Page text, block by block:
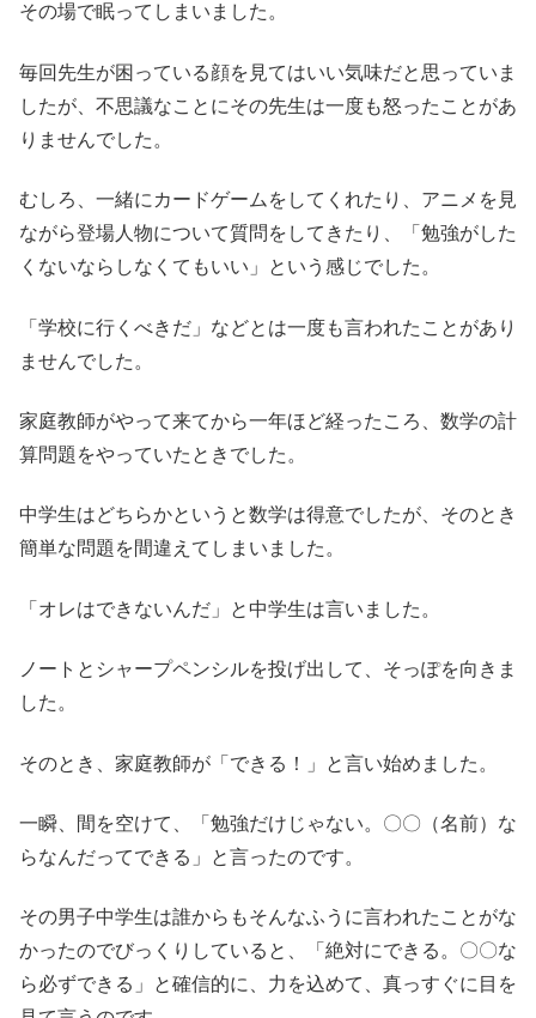
その場で眠ってしまいました。
毎回先生が困っている顔を見てはいい気味だと思っていま
したが、不思議なことにその先生は一度も怒ったことがあ
りませんでした。
むしろ、一緒にカードゲームをしてくれたり、アニメを見
ながら登場人物について質問をしてきたり、「勉強がした
くないならしなくてもいい」という感じでした。
「学校に行くべきだ」などとは一度も言われたことがあり
ませんでした。
家庭教師がやって来てから一年ほど経ったころ、数学の計
算問題をやっていたときでした。
中学生はどちらかというと数学は得意でしたが、そのとき
簡単な問題を間違えてしまいました。
「オレはできないんだ」と中学生は言いました。
ノートとシャープペンシルを投げ出して、そっぽを向きま
した。
そのとき、家庭教師が「できる！」と言い始めました。
一瞬、間を空けて、「勉強だけじゃない。〇〇（名前）な
らなんだってできる」と言ったのです。
その男子中学生は誰からもそんなふうに言われたことがな
かったのでびっくりしていると、「絶対にできる。〇〇な
ら必ずできる」と確信的に、力を込めて、真っすぐに目を